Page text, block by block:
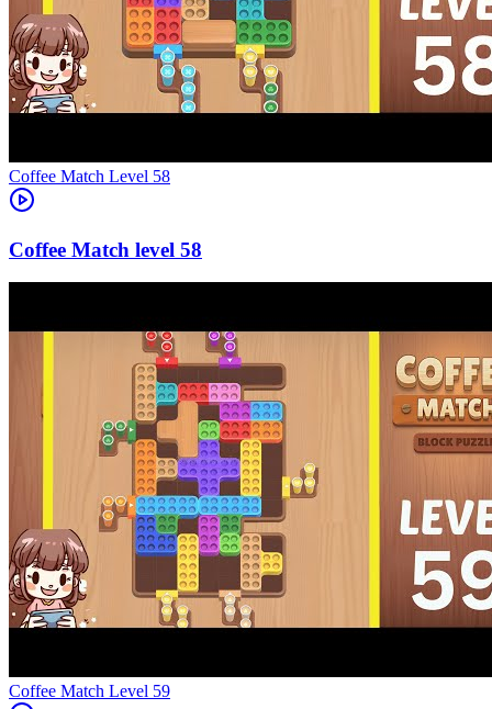
Level 58
58
Level 59